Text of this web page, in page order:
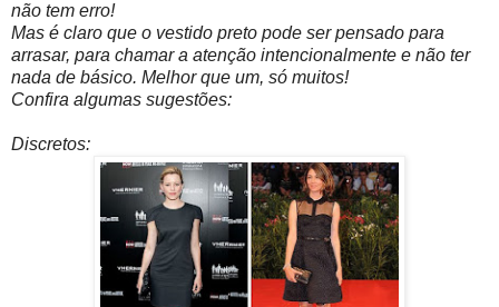
não tem erro!
Mas é claro que o vestido preto pode ser pensado para
arrasar, para chamar a atenção intencionalmente e não ter
nada de básico. Melhor que um, só muitos!
Confira algumas sugestões:
Discretos: